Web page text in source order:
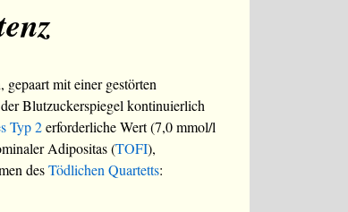
mit einer gestörten
Blutzuckerspiegel kontinuierlich
Typ 2erforderliche Wert (7,0 mmol/l
Adipositas (TOFI),
desTödlichen Quartetts: